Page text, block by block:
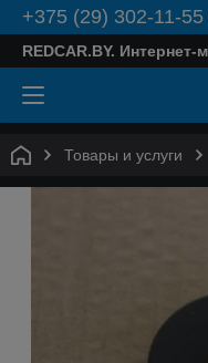
+375 (29) 302-11-
REDCAR.BY.
Товары и услуги